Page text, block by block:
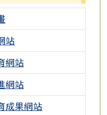
站
網站
網站
成果網站